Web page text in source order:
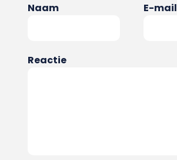
Naam E-mail
Reactie